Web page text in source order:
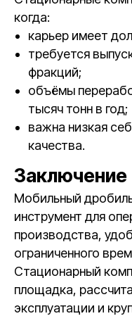
когда:
карьер имеет
требуется
фракций;
объёмы
тысяч тонн в год;
важна низкая
качества.
Заключение
Мобильный
инструмент для
производства,
ограниченного
Стационарный
площадка,
эксплуатации и